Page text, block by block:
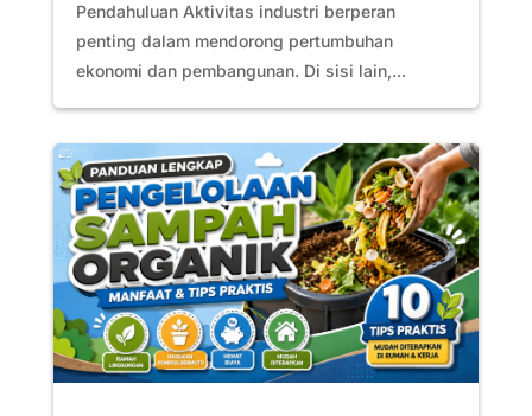
Pendahuluan Aktivitas industri berperan
penting dalam mendorong pertumbuhan
ekonomi dan pembangunan. Di sisi lain,...